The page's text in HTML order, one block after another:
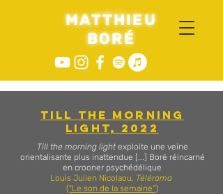
jazz artist
MATTHIEU
BORÉ
TILL THE mORNING
LIGHT, 2022
Till the morning lightexploite une veine
orientalisante plus inattendue [...] Boré réincarné
en crooner psychédélique
Louis Julien Nicolaou, Télérama
("Le son de la semaine")